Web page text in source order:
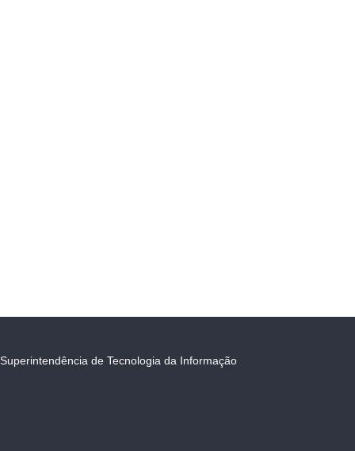
Superintendência de Tecnologia da Informação